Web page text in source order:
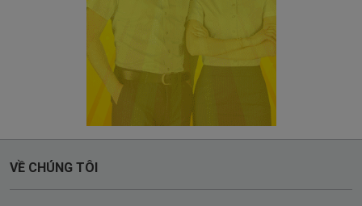
VỀ CHÚNG TÔI